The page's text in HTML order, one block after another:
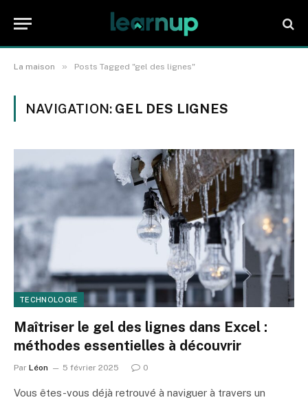
La maison » Posts Tagged "gel des lignes"
NAVIGATION: GEL DES LIGNES
TECHNOLOGIE
Maîtriser le gel des lignes dans Excel :
méthodes essentielles à découvrir
Par Léon 5 février 2025 0
Vous êtes-vous déjà retrouvé à naviguer à travers un